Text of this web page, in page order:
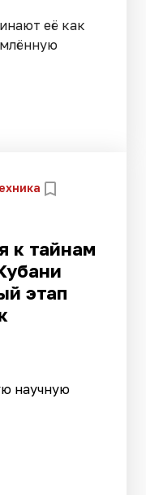
её как
к тайнам
этап
научную